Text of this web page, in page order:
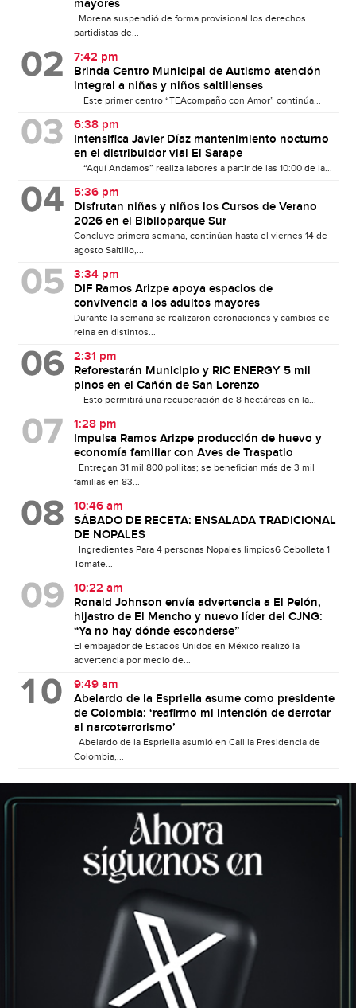
mayores
Morena suspendió de forma provisional los derechos
partidistas de...
7:42 pm
Brinda Centro Municipal de Autismo atención
integral a niñas y niños saltillenses
Este primer centro “TEAcompaño con Amor” continúa...
6:38 pm
Intensifica Javier Díaz mantenimiento nocturno
en el distribuidor vial El Sarape
“Aquí Andamos” realiza labores a partir de las 10:00 de la...
5:36 pm
Disfrutan niñas y niños los Cursos de Verano
2026 en el Biblioparque Sur
Concluye primera semana, continúan hasta el viernes 14 de
agosto Saltillo,...
3:34 pm
DIF Ramos Arizpe apoya espacios de
convivencia a los adultos mayores
Durante la semana se realizaron coronaciones y cambios de
reina en distintos...
2:31 pm
Reforestarán Municipio y RIC ENERGY 5 mil
pinos en el Cañón de San Lorenzo
Esto permitirá una recuperación de 8 hectáreas en la...
1:28 pm
Impulsa Ramos Arizpe producción de huevo y
economía familiar con Aves de Traspatio
Entregan 31 mil 800 pollitas; se benefician más de 3 mil
familias en 83...
10:46 am
SÁBADO DE RECETA: ENSALADA TRADICIONAL
DE NOPALES
Ingredientes Para 4 personas Nopales limpios6 Cebolleta 1
Tomate...
10:22 am
Ronald Johnson envía advertencia a El Pelón,
hijastro de El Mencho y nuevo líder del CJNG:
“Ya no hay dónde esconderse”
El embajador de Estados Unidos en México realizó la
advertencia por medio de...
9:49 am
Abelardo de la Espriella asume como presidente
de Colombia: ‘reafirmo mi intención de derrotar
al narcoterrorismo’
Abelardo de la Espriella asumió en Cali la Presidencia de
Colombia,...